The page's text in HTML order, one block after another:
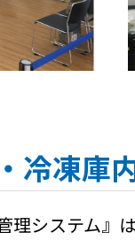
冷凍庫
理システム』